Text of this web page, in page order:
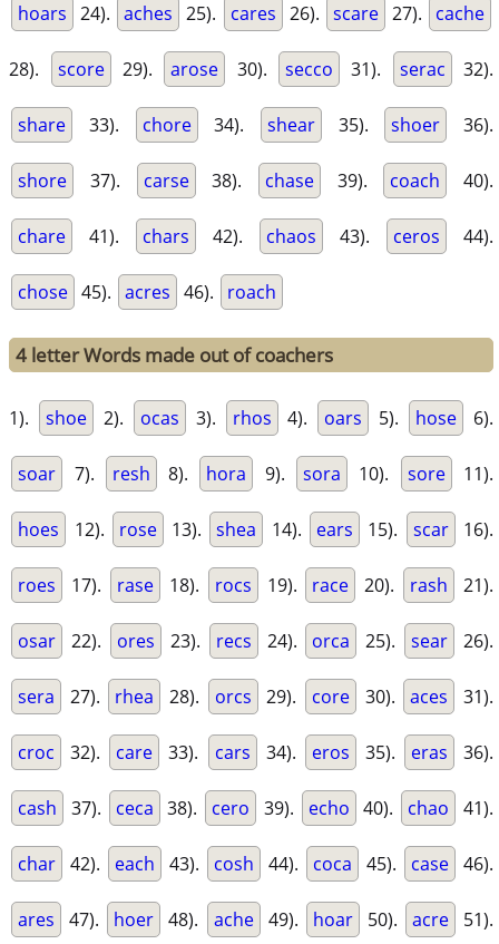
hoars 24). aches 25). cares 26). scare 27). cache
28). score 29). arose 30). secco 31). serac 32).
share 33). chore 34). shear 35). shoer 36).
shore 37). carse 38). chase 39). coach 40).
chare 41). chars 42). chaos 43). ceros 44).
chose 45). acres 46). roach
4 letter Words made out of coachers
1). shoe 2). ocas 3). rhos 4). oars 5). hose 6).
soar 7). resh 8). hora 9). sora 10). sore 11).
hoes 12). rose 13). shea 14). ears 15). scar 16).
roes 17). rase 18). rocs 19). race 20). rash 21).
osar 22). ores 23). recs 24). orca 25). sear 26).
sera 27). rhea 28). orcs 29). core 30). aces 31).
croc 32). care 33). cars 34). eros 35). eras 36).
cash 37). ceca 38). cero 39). echo 40). chao 41).
char 42). each 43). cosh 44). coca 45). case 46).
ares 47). hoer 48). ache 49). hoar 50). acre 51).